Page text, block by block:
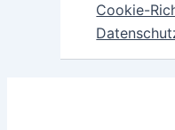
Cookie-